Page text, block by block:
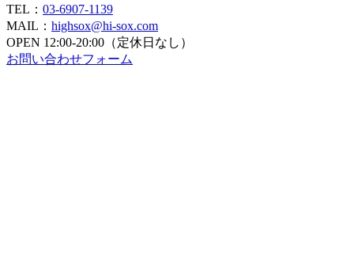
TEL： 03-6907-1139
MAIL： highsox@hi-sox.com
OPEN 12:00-20:00（定休日なし）
お問い合わせフォーム